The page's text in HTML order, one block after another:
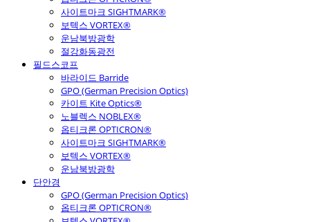
사이트마크 SIGHTMARK®
보텍스 VORTEX®
운남북방광학
절강화동광전
필드스코프
바라이드 Barride
GPO (German Precision Optics)
카이트 Kite Optics®
노블렉스 NOBLEX®
옵티크론 OPTICRON®
사이트마크 SIGHTMARK®
보텍스 VORTEX®
운남북방광학
단안경
GPO (German Precision Optics)
옵티크론 OPTICRON®